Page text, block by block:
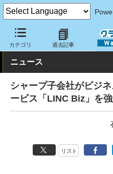
カテゴリ 過去記事
クラウド Watch サービス・ソ
ニュース
シャープ子会社がビジ
ービス「LINC Biz」を
リスト